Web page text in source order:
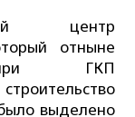
центр
отныне
ГКП
выделено